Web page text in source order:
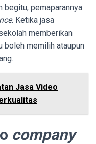
begitu, pemaparannya
. Ketika jasa
memberikan
boleh memilih ataupun
Jasa Video
company